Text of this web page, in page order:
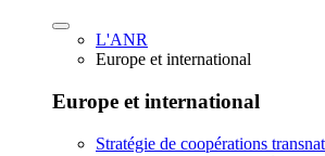
L'ANR
Europe et international
Europe et international
Stratégie de coopérations